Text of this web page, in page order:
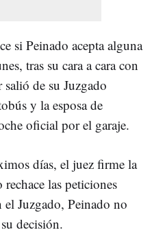
si Peinado acepta alguna
tras su cara a cara con
de su Juzgado
y la esposa de
oficial por el garaje.
días, el juez firme la
las peticiones
Juzgado, Peinado no
decisión.